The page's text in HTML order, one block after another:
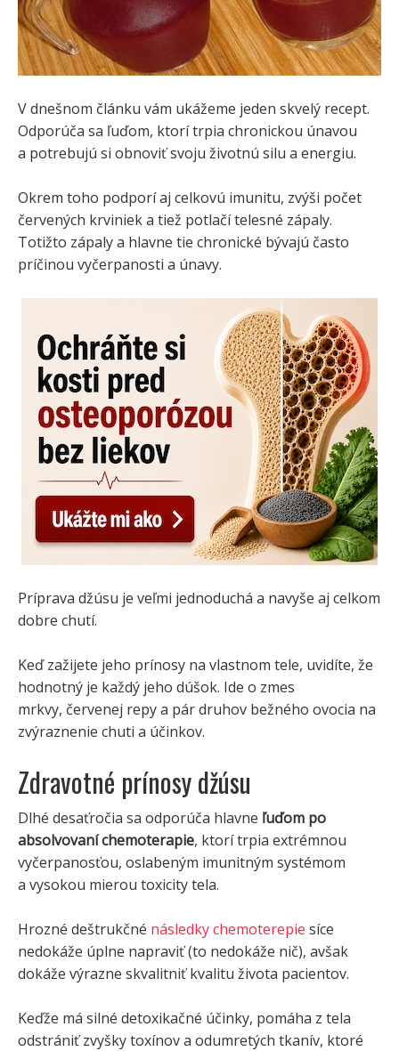
V dnešnom článku vám ukážeme jeden skvelý recept.
Odporúča sa ľuďom, ktorí trpia chronickou únavou
a potrebujú si obnoviť svoju životnú silu a energiu.
Okrem toho podporí aj celkovú imunitu, zvýši počet
červených krviniek a tiež potlačí telesné zápaly.
Totižto zápaly a hlavne tie chronické bývajú často
príčinou vyčerpanosti a únavy.
Príprava džúsu je veľmi jednoduchá a navyše aj celkom
dobre chutí.
Keď zažijete jeho prínosy na vlastnom tele, uvidíte, že
hodnotný je každý jeho dúšok. Ide o zmes
mrkvy, červenej repy a pár druhov bežného ovocia na
zvýraznenie chuti a účinkov.
Zdravotné prínosy džúsu
Dlhé desaťročia sa odporúča hlavne ľuďom po
absolvovaní chemoterapie, ktorí trpia extrémnou
vyčerpanosťou, oslabeným imunitným systémom
a vysokou mierou toxicity tela.
Hrozné deštrukčné následky chemoterepie síce
nedokáže úplne napraviť (to nedokáže nič), avšak
dokáže výrazne skvalitniť kvalitu života pacientov.
Keďže má silné detoxikačné účinky, pomáha z tela
odstrániť zvyšky toxínov a odumretých tkanív, ktoré